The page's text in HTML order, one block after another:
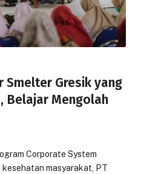
Smelter Gresik yang
Belajar Mengolah
Corporate System
kesehatan masyarakat, PT